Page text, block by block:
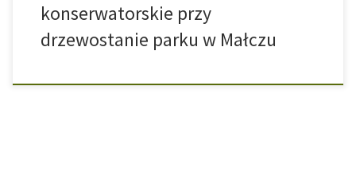
konserwatorskie przy
drzewostanie parku w Małczu